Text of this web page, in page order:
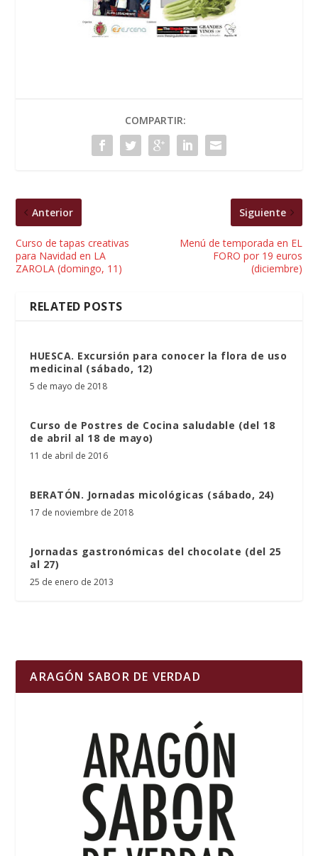
COMPARTIR:
Anterior
Curso de tapas creativas
para Navidad en LA
ZAROLA (domingo, 11)
Siguiente
Menú de temporada en EL
FORO por 19 euros
(diciembre)
RELATED POSTS
HUESCA. Excursión para conocer la flora de uso
medicinal (sábado, 12)
5 de mayo de 2018
Curso de Postres de Cocina saludable (del 18
de abril al 18 de mayo)
11 de abril de 2016
BERATÓN. Jornadas micológicas (sábado, 24)
17 de noviembre de 2018
Jornadas gastronómicas del chocolate (del 25
al 27)
25 de enero de 2013
ARAGÓN SABOR DE VERDAD